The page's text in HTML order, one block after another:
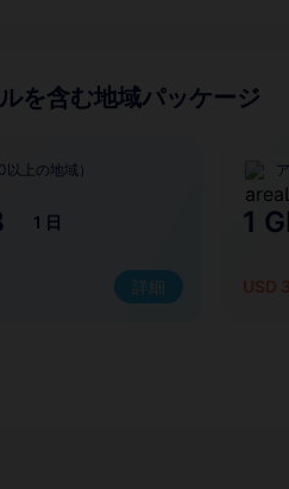
を含む地域パッケージ
上の地域）
1 日
詳細
1
USD